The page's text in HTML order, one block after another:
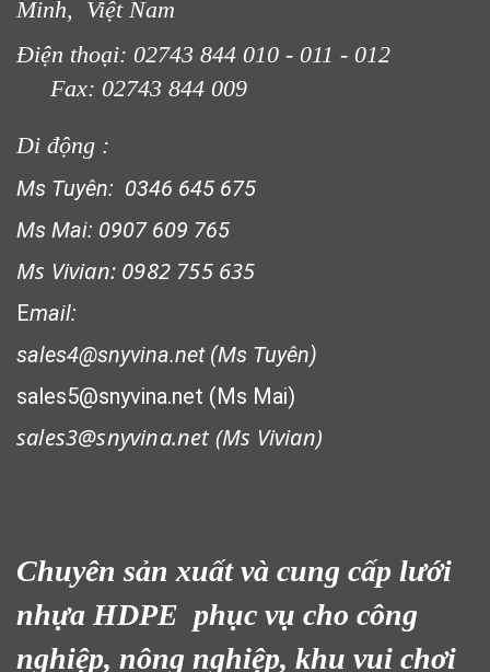
LƯỚI CHẮN CHIM
Minh, Việt Nam
Điện thoại: 02743 844 010 - 011 - 012
Fax: 02743 844 009
Di động :
Ms Tuyên: 0346 645 675
Ms Mai: 0907 609 765
Ms Vivian: 0982 755 635
Email:
sales4@snyvina.net (Ms Tuyên)
sales5@snyvina.net (Ms Mai)
sales3@snyvina.net (Ms Vivian)
Chuyên sản xuất và cung cấp lưới
nhựa HDPE phục vụ cho công
nghiệp, nông nghiệp, khu vui chơi